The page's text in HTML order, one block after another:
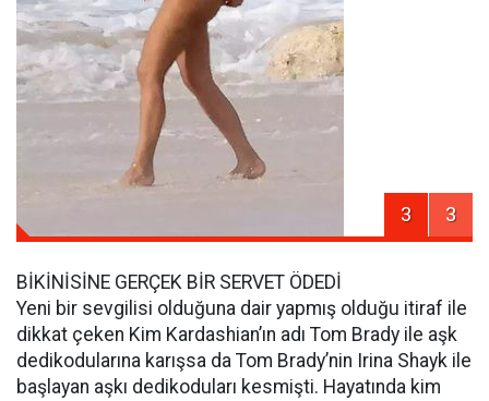
3 3
BİKİNİSİNE GERÇEK BİR SERVET ÖDEDİ
Yeni bir sevgilisi olduğuna dair yapmış olduğu itiraf ile
dikkat çeken Kim Kardashian’ın adı Tom Brady ile aşk
dedikodularına karışsa da Tom Brady’nin Irina Shayk ile
başlayan aşkı dedikoduları kesmişti. Hayatında kim